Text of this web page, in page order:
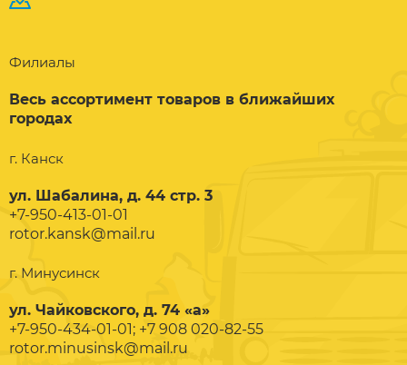
Филиалы
Весь ассортимент товаров в ближайших
городах
г. Канск
ул. Шабалина, д. 44 стр. 3
+7-950-413-01-01
rotor.kansk@mail.ru
г. Минусинск
ул. Чайковского, д. 74 «а»
+7-950-434-01-01; +7 908 020-82-55
rotor.minusinsk@mail.ru